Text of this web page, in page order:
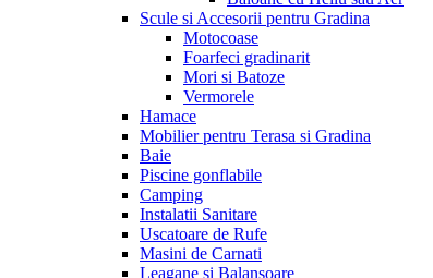
Scule si Accesorii pentru Gradina
Motocoase
Foarfeci gradinarit
Mori si Batoze
Vermorele
Hamace
Mobilier pentru Terasa si Gradina
Baie
Piscine gonflabile
Camping
Instalatii Sanitare
Uscatoare de Rufe
Masini de Carnati
Leagane si Balansoare